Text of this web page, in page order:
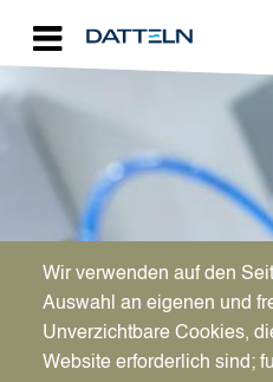
Aktuelles für
Wir verwenden auf den
Auswahl an eigenen und
Unverzichtbare Cookies,
Website erforderlich sind;